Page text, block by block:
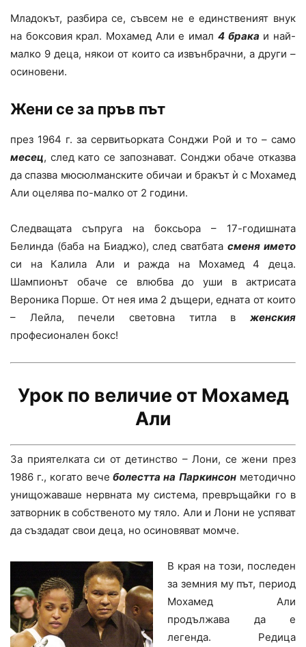
Младокът, разбира се, съвсем не е единственият внук
на боксовия крал. Мохамед Али е имал 4 брака и най-
малко 9 деца, някои от които са извънбрачни, а други –
осиновени.
Жени се за пръв път
през 1964 г. за сервитьорката Сонджи Рой и то – само
месец, след като се запознават. Сонджи обаче отказва
да спазва мюсюлманските обичаи и бракът ѝ с Мохамед
Али оцелява по-малко от 2 години.
Следващата съпруга на боксьора – 17-годишната
Белинда (баба на Биаджо), след сватбатасменя името
си на Калила Али и ражда на Мохамед 4 деца.
Шампионът обаче се влюбва до уши в актрисата
Вероника Порше. От нея има 2 дъщери, едната от които
– Лейла, печели световна титла в женския
професионален бокс!
Урок по величие от Мохамед
Али
За приятелката си от детинство – Лони, се жени през
1986 г., когато вечеболестта на Паркинсон методично
унищожаваше нервната му система, превръщайки го в
затворник в собственото му тяло. Али и Лони не успяват
да създадат свои деца, но осиновяват момче.
В края на този, последен
за земния му път, период
Мохамед Али
продължава да е
легенда. Редица